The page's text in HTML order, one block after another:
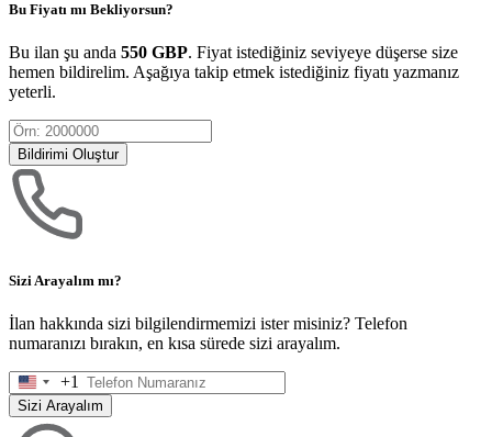
Bu Fiyatı mı Bekliyorsun?
Bu ilan şu anda 550 GBP. Fiyat istediğiniz seviyeye düşerse size
hemen bildirelim. Aşağıya takip etmek istediğiniz fiyatı yazmanız
yeterli.
Bildirimi Oluştur
Sizi Arayalım mı?
İlan hakkında sizi bilgilendirmemizi ister misiniz? Telefon
numaranızı bırakın, en kısa sürede sizi arayalım.
United
States
+1
+1
Sizi Arayalım